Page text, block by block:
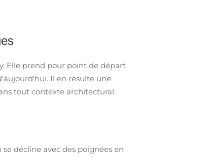
Elle prend pour point de départ
Il en résulte une
tout contexte architectural.
décline avec des poignées en